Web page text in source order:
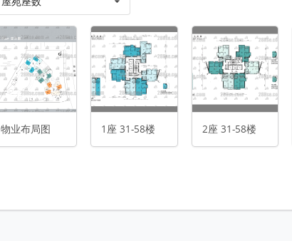
物业布局图 平面图
1座 8楼 平面图
1座 9-29楼 平面图
1座 31-58楼 平面图
2座 31-58楼 平面图
3座 31-58楼 平面图物业布局图 平面图
物业布局图 1座 31-58楼 2座 31-58楼